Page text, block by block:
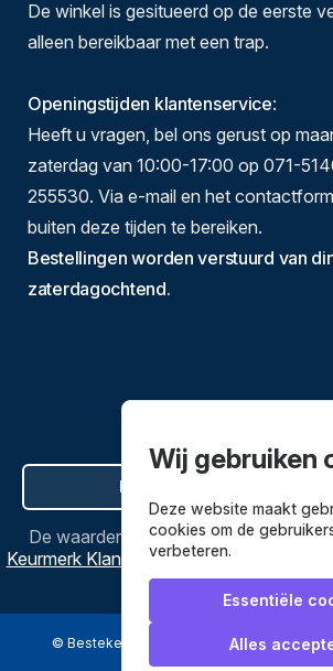
De winkel is gesitueerd op de eerste
alleen bereikbaar met een trap.
Openingstijden klantenservice:
Heeft u vragen, bel ons gerust op
zaterdag van 10:00-17:00 op 071-
255530. Via e-mail en het
buiten deze tijden te bereiken.
Bestellingen worden verstuurd van
zaterdagochtend.
Hier de overeenkomst
De waardering van
Keurmerk Klantbeoordelingen
reviews.
© Bestekenpannen.nl 2026 een webshop
Wij gebruiken
Deze website maakt
cookies om de
verbeteren.
Essentiële
Alles